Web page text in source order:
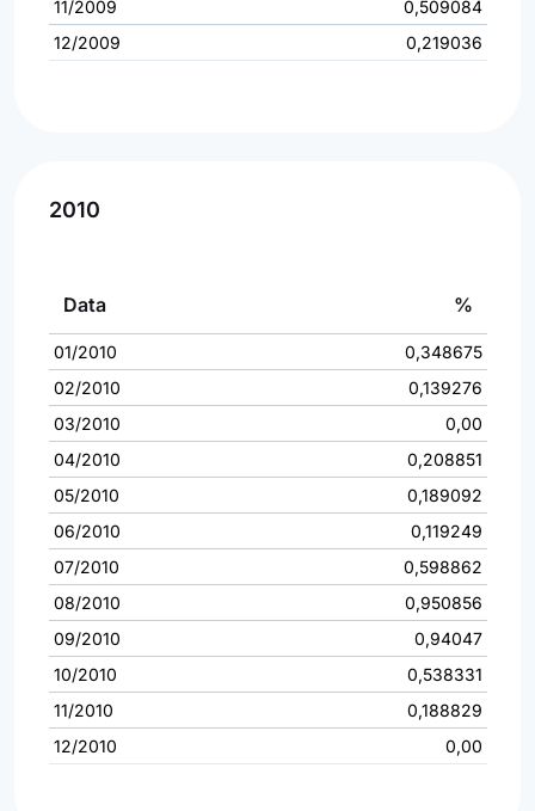
11/2009
0,509084
12/2009
0,219036
2010
Data %
01/2010
0,348675
02/2010
0,139276
03/2010
0,00
04/2010
0,208851
05/2010
0,189092
06/2010
0,119249
07/2010
0,598862
08/2010
0,950856
09/2010
0,94047
10/2010
0,538331
11/2010
0,188829
12/2010
0,00